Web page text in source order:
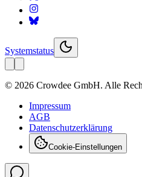
Systemstatus
© 2026 Crowdee GmbH. Alle
Impressum
AGB
Datenschutzerklärung
Cookie-Einstellungen